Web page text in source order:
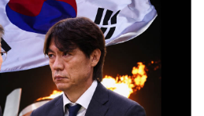
ค้านแนวคิดของทรัมป์แล้ว
อาจตามมาด้วยว่า แนวคิดการ
ทำให้กลุ่มขวาจัดชาวยิวเดินหน้า
ชาวปาเลสไตน์ถูกผลักออก กลุ่ม
พื้นที่แทน